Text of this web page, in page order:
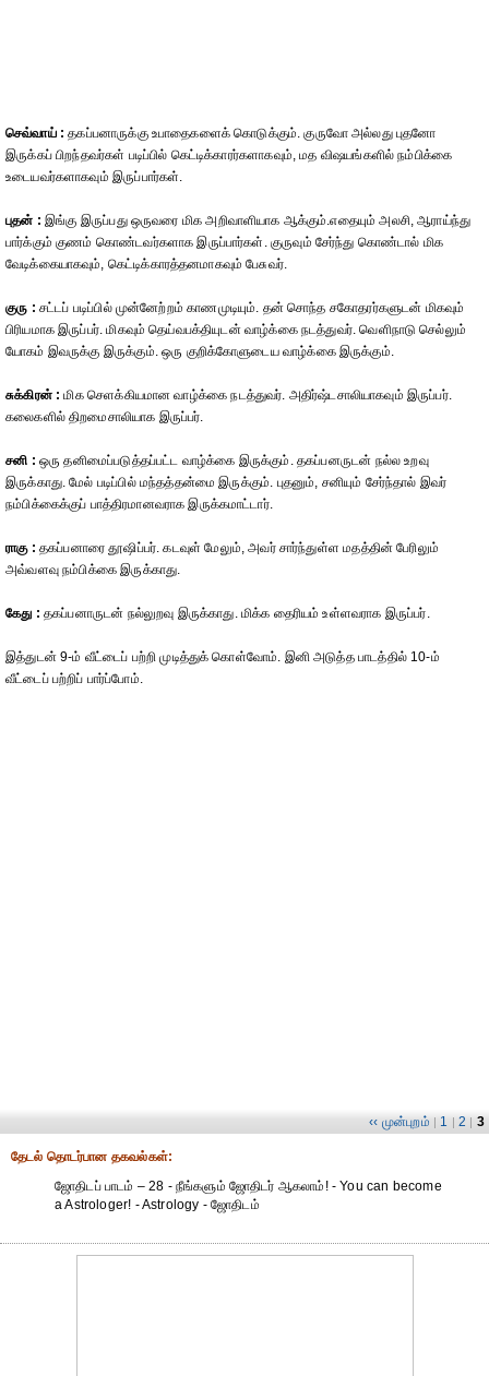
செவ்வாய் :தகப்பனாருக்கு உபாதைகளைக் கொடுக்கும். குருவோ அல்லது புதனோ
இருக்கப் பிறந்தவர்கள் படிப்பில் கெட்டிக்காரர்களாகவும், மத விஷயங்களில் நம்பிக்கை
உடையவர்களாகவும் இருப்பார்கள்.
புதன் :இங்கு இருப்பது ஒருவரை மிக அறிவாளியாக ஆக்கும்.எதையும் அலசி, ஆராய்ந்து
பார்க்கும் குணம் கொண்டவர்களாக இருப்பார்கள். குருவும் சேர்ந்து கொண்டால் மிக
வேடிக்கையாகவும், கெட்டிக்காரத்தனமாகவும் பேசுவர்.
குரு : சட்டப் படிப்பில் முன்னேற்றம் காணமுடியும். தன் சொந்த சகோதரர்களுடன் மிகவும்
பிரியமாக இருப்பர். மிகவும் தெய்வபக்தியுடன் வாழ்க்கை நடத்துவர். வெளிநாடு செல்லும்
யோகம் இவருக்கு இருக்கும். ஒரு குறிக்கோளுடைய வாழ்க்கை இருக்கும்.
சுக்கிரன் :மிக செளக்கியமான வாழ்க்கை நடத்துவர். அதிர்ஷ்டசாலியாகவும் இருப்பர்.
கலைகளில் திறமைசாலியாக இருப்பர்.
சனி : ஒரு தனிமைப்படுத்தப்பட்ட வாழ்க்கை இருக்கும். தகப்பனருடன் நல்ல உறவு
இருக்காது. மேல் படிப்பில் மந்தத்தன்மை இருக்கும். புதனும், சனியும் சேர்ந்தால் இவர்
நம்பிக்கைக்குப் பாத்திரமானவராக இருக்கமாட்டார்.
ராகு : தகப்பனாரை தூஷிப்பர். கடவுள் மேலும், அவர் சார்ந்துள்ள மதத்தின் பேரிலும்
அவ்வளவு நம்பிக்கை இருக்காது.
கேது : தகப்பனாருடன் நல்லுறவு இருக்காது. மிக்க தைரியம் உள்ளவராக இருப்பர்.
இத்துடன் 9-ம் வீட்டைப் பற்றி முடித்துக் கொள்வோம். இனி அடுத்த பாடத்தில் 10-ம்
வீட்டைப் பற்றிப் பார்ப்போம்.
‹‹ முன்புறம் | 1 | 2 | 3
தேட‌ல் தொட‌ர்பான தகவ‌ல்க‌ள்:
ஜோதிடப் பாடம் – 28 - நீங்களும் ஜோதிடர் ஆகலாம்! - You can become
a Astrologer! - Astrology - ஜோதிடம்